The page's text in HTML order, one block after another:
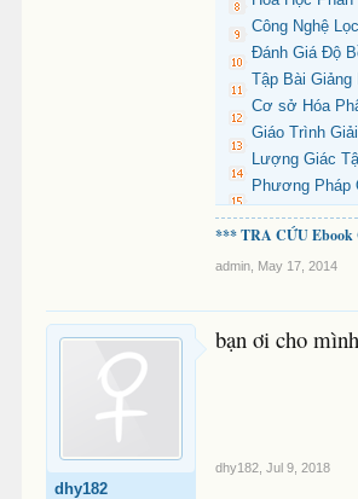
Công Nghệ
Đánh Giá Độ
Tập Bài
Cơ sở Hóa
Giáo Trình
Lượng Giác
Phương Pháp
*** TRA CỨU Ebook
admin May 17, 2014
dhy182
bạn ơi cho
dhy182 Jul 9, 2018